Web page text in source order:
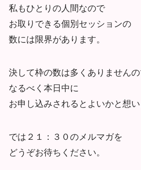
私もひとりの人間なので
お取りできる個別セッションの
数には限界があります。
決して枠の数は多くありません
なるべく本日中に
お申し込みされるとよいかと想い
では２１：３０のメルマガを
どうぞお待ちください。